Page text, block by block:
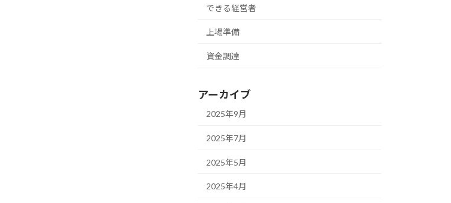
できる経営者
上場準備
資金調達
アーカイブ
2025年9月
2025年7月
2025年5月
2025年4月